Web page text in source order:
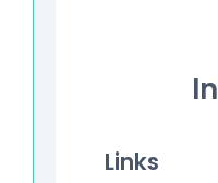
Links